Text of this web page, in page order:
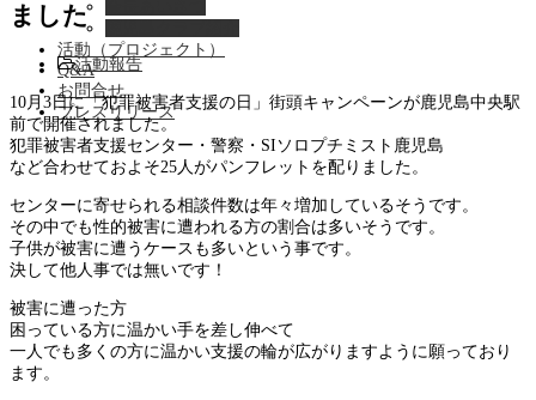
活動（プロジェクト）
Q&A
お問合せ
プレスリリース
ました
活動報告
10月3日に「犯罪被害者支援の日」街頭キャンペーンが鹿児島中央駅
前で開催されました。
犯罪被害者支援センター・警察・SIソロプチミスト鹿児島
など合わせておよそ25人がパンフレットを配りました。
センターに寄せられる相談件数は年々増加しているそうです。
その中でも性的被害に遭われる方の割合は多いそうです。
子供が被害に遭うケースも多いという事です。
決して他人事では無いです！
被害に遭った方
困っている方に温かい手を差し伸べて
一人でも多くの方に温かい支援の輪が広がりますように願っており
ます。